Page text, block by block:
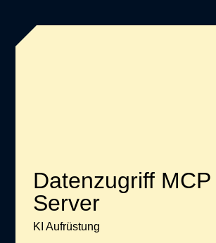
Datenzugriff MCP
Server
KI Aufrüstung